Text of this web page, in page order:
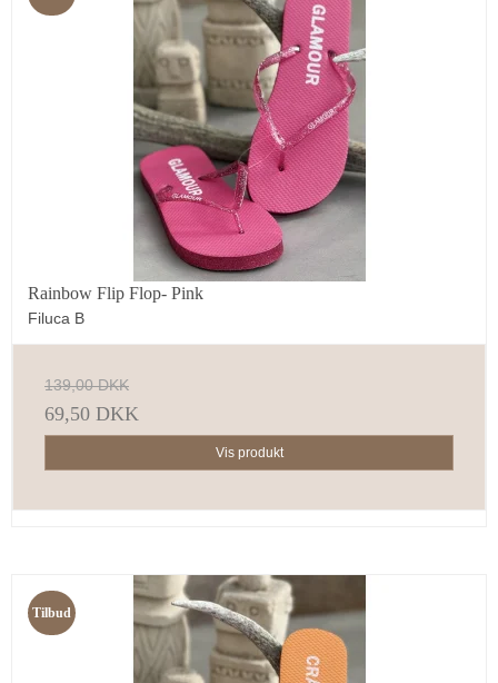
Rainbow Flip Flop- Pink
Filuca B
139,00 DKK
69,50 DKK
Vis produkt
Tilbud